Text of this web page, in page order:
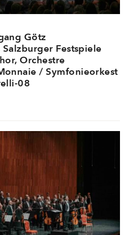
Götz
Festspiele
Orchestre
/ Symfonieorkest
08